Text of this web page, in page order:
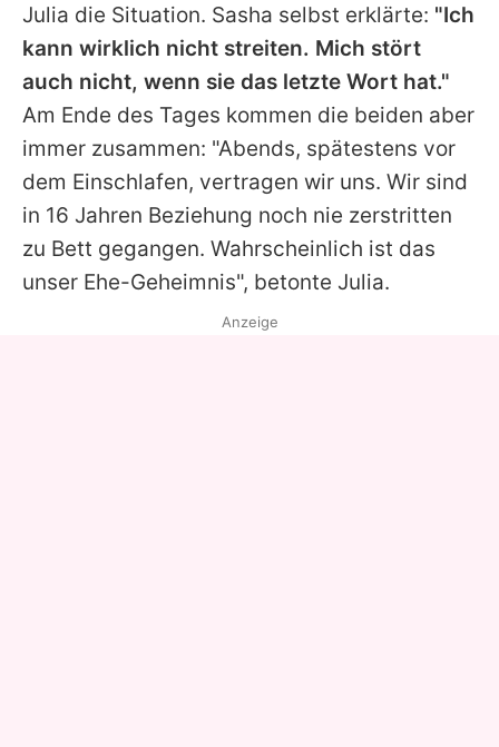
Julia die Situation. Sasha selbst erklärte: "Ich
kann wirklich nicht streiten. Mich stört
auch nicht, wenn sie das letzte Wort hat."
Am Ende des Tages kommen die beiden aber
immer zusammen: "Abends, spätestens vor
dem Einschlafen, vertragen wir uns. Wir sind
in 16 Jahren Beziehung noch nie zerstritten
zu Bett gegangen. Wahrscheinlich ist das
unser Ehe-Geheimnis", betonte Julia.
Anzeige